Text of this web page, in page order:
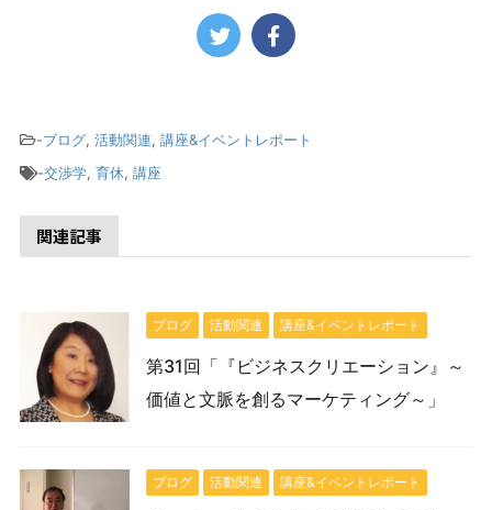
-ブログ, 活動関連, 講座&イベントレポート
-交渉学, 育休, 講座
関連記事
ブログ 活動関連 講座&イベントレポート
第31回「『ビジネスクリエーション』～
価値と文脈を創るマーケティング～」
ブログ 活動関連 講座&イベントレポート